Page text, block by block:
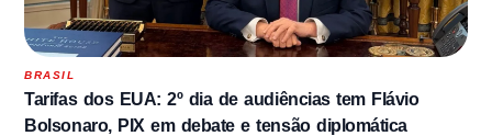
BRASIL
Tarifas dos EUA: 2º dia de audiências tem Flávio
Bolsonaro, PIX em debate e tensão diplomática